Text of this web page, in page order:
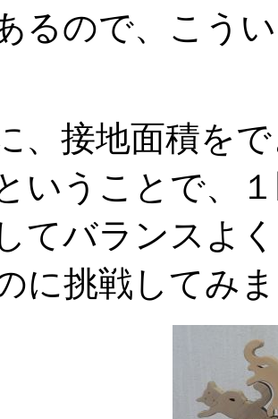
るので、こう
、接地面積を
いうことで、
てバランスよ
に挑戦してみ